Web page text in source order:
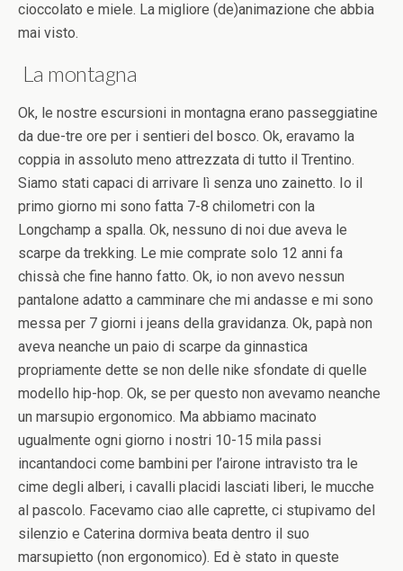
cioccolato e miele. La migliore (de)animazione che abbia
mai visto.
La montagna
Ok, le nostre escursioni in montagna erano passeggiatine
da due-tre ore per i sentieri del bosco. Ok, eravamo la
coppia in assoluto meno attrezzata di tutto il Trentino.
Siamo stati capaci di arrivare lì senza uno zainetto. Io il
primo giorno mi sono fatta 7-8 chilometri con la
Longchamp a spalla. Ok, nessuno di noi due aveva le
scarpe da trekking. Le mie comprate solo 12 anni fa
chissà che fine hanno fatto. Ok, io non avevo nessun
pantalone adatto a camminare che mi andasse e mi sono
messa per 7 giorni i jeans della gravidanza. Ok, papà non
aveva neanche un paio di scarpe da ginnastica
propriamente dette se non delle nike sfondate di quelle
modello hip-hop. Ok, se per questo non avevamo neanche
un marsupio ergonomico. Ma abbiamo macinato
ugualmente ogni giorno i nostri 10-15 mila passi
incantandoci come bambini per l’airone intravisto tra le
cime degli alberi, i cavalli placidi lasciati liberi, le mucche
al pascolo. Facevamo ciao alle caprette, ci stupivamo del
silenzio e Caterina dormiva beata dentro il suo
marsupietto (non ergonomico). Ed è stato in queste